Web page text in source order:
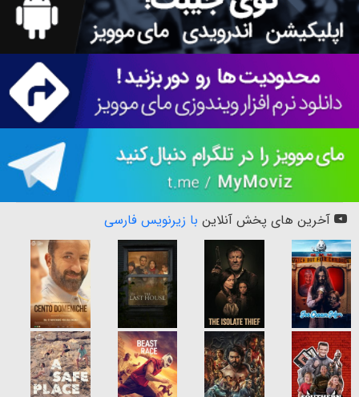
آخرین های پخش آنلاین با زیرنویس فارسی